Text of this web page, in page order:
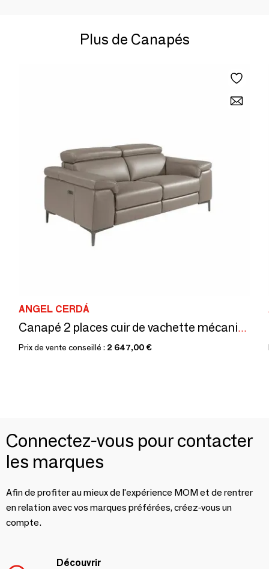
Plus de Canapés
ANGEL CERDÁ
Canapé 2 places cuir de vachette mécanismes de relaxation
Prix de vente conseillé : 2 647,00 €
Connectez-vous pour contacter
les marques
Afin de profiter au mieux de l'expérience MOM et de rentrer
en relation avec vos marques préférées, créez-vous un
compte.
Découvrir